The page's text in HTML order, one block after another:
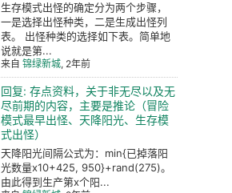
生存模式出怪的确定分为两个步骤，
一是选择出怪种类，二是生成出怪列
表。 出怪种类的选择如下表。简单地
说就是第...
来自 锦绿新城, 2年前
回复: 存点资料，关于非无尽以及无
尽前期的内容，主要是推论（冒险
模式最早出怪、天降阳光、生存模
式出怪）
天降阳光间隔公式为：min{已掉落阳
光数量x10+425, 950}+rand(275)。
由此得到生产第x个阳...